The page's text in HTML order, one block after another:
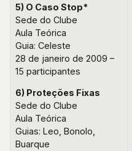
5) O Caso Stop*
Sede do Clube
Aula Teórica
Guia: Celeste
28 de janeiro de 2009 –
15 participantes
6) Proteções Fixas
Sede do Clube
Aula Teórica
Guias: Leo, Bonolo,
Buarque